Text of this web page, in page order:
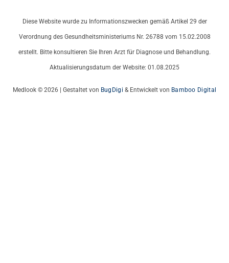
Diese Website wurde zu Informationszwecken gemäß Artikel 29 der
Verordnung des Gesundheitsministeriums Nr. 26788 vom 15.02.2008
erstellt. Bitte konsultieren Sie Ihren Arzt für Diagnose und Behandlung.
Aktualisierungsdatum der Website: 01.08.2025
Medlook © 2026 | Gestaltet von BugDigi & Entwickelt von Bamboo Digital